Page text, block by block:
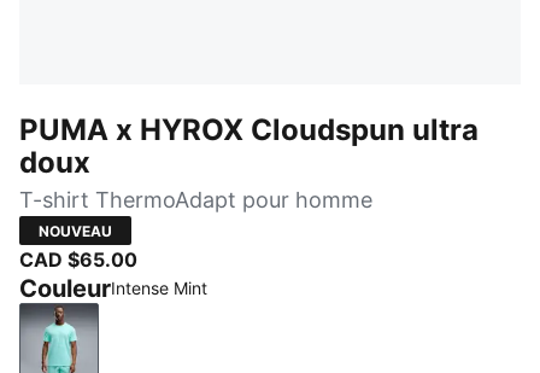
PUMA x HYROX Cloudspun ultra
doux
T-shirt ThermoAdapt pour homme
NOUVEAU
CAD $65.00
CouleurIntense Mint
Intense Mint